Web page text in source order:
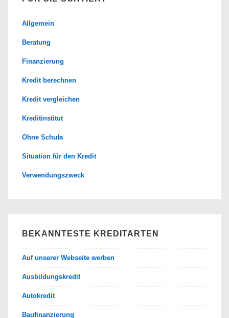
Allgemein
Beratung
Finanzierung
Kredit berechnen
Kredit vergleichen
Kreditinstitut
Ohne Schufa
Situation für den Kredit
Verwendungszweck
BEKANNTESTE KREDITARTEN
Auf unserer Webseite werben
Ausbildungskredit
Autokredit
Baufinanzierung